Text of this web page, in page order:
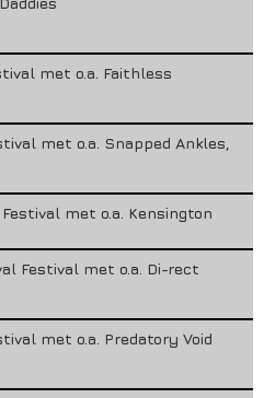
met o.a. Faithless
met o.a. Snapped Ankles,
met o.a. Kensington
Festival met o.a. Di-rect
met o.a. Predatory Void